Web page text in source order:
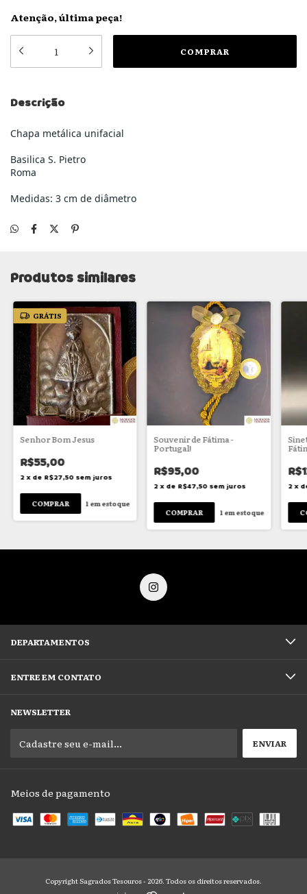
Atenção, última peça!
Descrição
Chapa metálica unifacial
Basilica S. Pietro
Roma
Medidas: 3 cm de diâmetro
Produtos similares
GRÁTIS
Senhor Bom Jesus
R$55,00
2 x de R$27,50 sem juros
1 em estoque
Souvenir de Fátima -
Portugal!
R$95,00
2 x de R$47,50 sem juros
1 em estoque
2 x
DEPARTAMENTOS
ENTRE EM CONTATO
NEWSLETTER
Meios de pagamento
Copyright Sagrados Tesouros - 2026. Todos os direitos reservados.